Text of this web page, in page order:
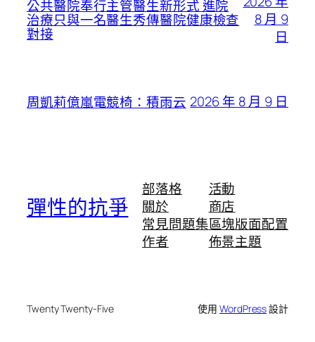
公共醫院奉行主管醫生新形式 進院
治療只與一名醫生秀傳醫院健康檢查
對接
8 月 9
日
周凱莉億嵐電競椅：積雨云 2026 年 8 月 9 日
彈性的抗爭
部落格
關於
常見問題集
作者
活動
商店
區塊版面配置
佈景主題
Twenty Twenty-Five 使用WordPress設計